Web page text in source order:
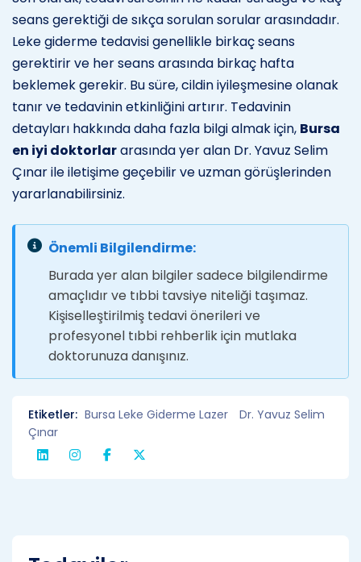
seans gerektiği de sıkça sorulan sorular arasındadır.
Leke giderme tedavisi genellikle birkaç seans
gerektirir ve her seans arasında birkaç hafta
beklemek gerekir. Bu süre, cildin iyileşmesine olanak
tanır ve tedavinin etkinliğini artırır. Tedavinin
detayları hakkında daha fazla bilgi almak için, Bursa
en iyi doktorlararasında yer alan Dr. Yavuz Selim
Çınar ile iletişime geçebilir ve uzman görüşlerinden
yararlanabilirsiniz.
Önemli Bilgilendirme:
Burada yer alan bilgiler sadece bilgilendirme
amaçlıdır ve tıbbi tavsiye niteliği taşımaz.
Kişiselleştirilmiş tedavi önerileri ve
profesyonel tıbbi rehberlik için mutlaka
doktorunuza danışınız.
Etiketler: Bursa Leke Giderme Lazer
Dr. Yavuz Selim
Çınar